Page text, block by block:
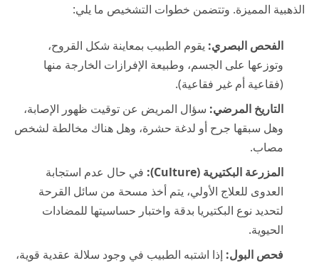
الذهبية المميزة. وتتضمن خطوات التشخيص ما يلي:
الفحص البصري: يقوم الطبيب بمعاينة شكل القروح،
وتوزعها على الجسم، وطبيعة الإفرازات الخارجة منها
(فقاعية أم غير فقاعية).
التاريخ المرضي: سؤال المريض عن توقيت ظهور الإصابة،
وهل سبقها جرح أو لدغة حشرة، وهل هناك مخالطة لشخص
مصاب.
المزرعة البكتيرية (Culture):
في حال عدم استجابة
العدوى للعلاج الأولي، يتم أخذ مسحة من سائل القرحة
لتحديد نوع البكتيريا بدقة واختبار حساسيتها للمضادات
الحيوية.
فحص البول: إذا اشتبه الطبيب في وجود سلالة عقدية قوية،